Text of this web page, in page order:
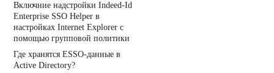
Включние надстройки Indeed-Id
Enterprise SSO Helper в
настройках Internet Explorer с
помощью групповой политики
Где хранятся ESSO-данные в
Active Directory?